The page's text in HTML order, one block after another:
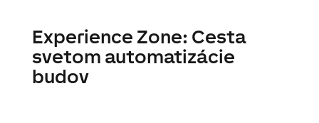
Experience Zone: Cesta
svetom automatizácie
budov